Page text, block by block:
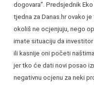
dogovara”. Predsjednik
tjedna za Danas.hr ovako
okoliš ne ocjenjuju, nego
imate situaciju da
ili kasnije oni početi
jer tko će dati novi posao
negativnu ocjenu za neki